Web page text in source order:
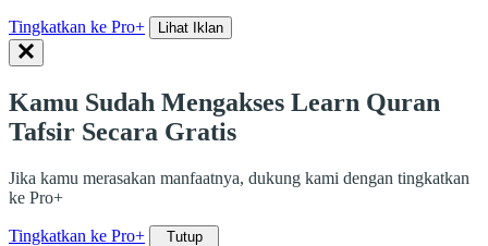
Tingkatkan ke Pro+ Lihat Iklan
Kamu Sudah Mengakses Learn Quran
Tafsir Secara Gratis
Jika kamu merasakan manfaatnya, dukung kami dengan tingkatkan
ke Pro+
Tingkatkan ke Pro+ Tutup